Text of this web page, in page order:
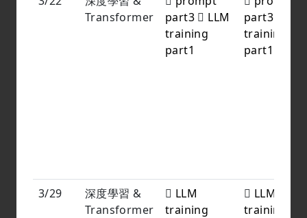
Transformer
part3
LLM
training
part1
part3
training
part1
3/29
深度學習 &
Transformer
LLM
training
LLM
training